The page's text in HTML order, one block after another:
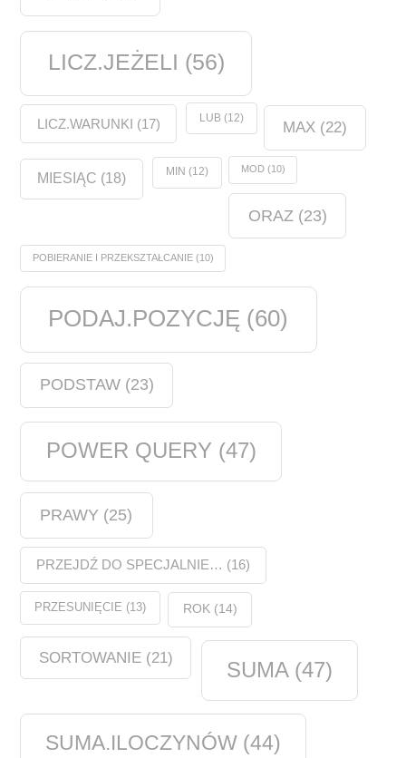
LICZ.JEŻELI (56)
LICZ.WARUNKI (17) LUB(12)
MAX(22)
MIESIĄC (18) MIN (12) MOD(10)
ORAZ (23)
POBIERANIE I PRZEKSZTAŁCANIE(10)
PODAJ.POZYCJĘ (60)
PODSTAW(23)
POWER QUERY (47)
PRAWY (25)
PRZEJDŹ DO SPECJALNIE… (16)
PRZESUNIĘCIE (13) ROK(14)
SORTOWANIE(21) SUMA(47)
SUMA.ILOCZYNÓW (44)